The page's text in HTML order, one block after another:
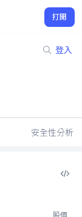
打開
登入
安全性分析